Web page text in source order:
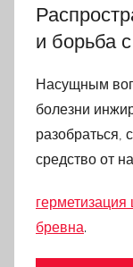
и борьба
Насущным
болезни
разобраться,
средство от
бревна.